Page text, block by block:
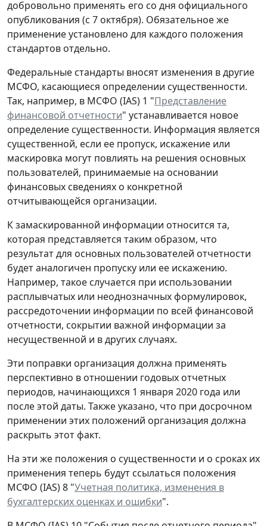
добровольно применять его со дня официального
опубликования (с 7 октября). Обязательное же
применение установлено для каждого положения
стандартов отдельно.
Федеральные стандарты вносят изменения в другие
МСФО, касающиеся определении существенности.
Так, например, в МСФО (IAS) 1 "Представление
финансовой отчетности" устанавливается новое
определение существенности. Информация является
существенной, если ее пропуск, искажение или
маскировка могут повлиять на решения основных
пользователей, принимаемые на основании
финансовых сведениях о конкретной
отчитывающейся организации.
К замаскированной информации относится та,
которая представляется таким образом, что
результат для основных пользователей отчетности
будет аналогичен пропуску или ее искажению.
Например, такое случается при использовании
расплывчатых или неоднозначных формулировок,
рассредоточении информации по всей финансовой
отчетности, сокрытии важной информации за
несущественной и в других случаях.
Эти поправки организация должна применять
перспективно в отношении годовых отчетных
периодов, начинающихся 1 января 2020 года или
после этой даты. Также указано, что при досрочном
применении этих положений организация должна
раскрыть этот факт.
На эти же положения о существенности и о сроках их
применения теперь будут ссылаться положения
МСФО (IAS) 8 "Учетная политика, изменения в
бухгалтерских оценках и ошибки".